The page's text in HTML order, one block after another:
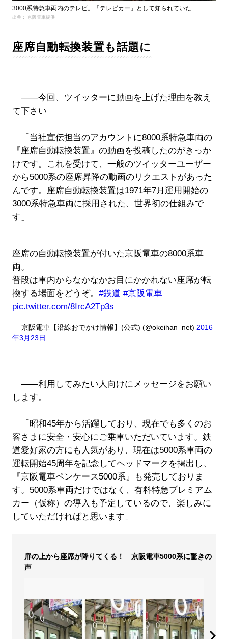
3000系特急車両内のテレビ。「テレビカー」として知られていた
出典： 京阪電車提供
座席自動転換装置も話題に
――今回、ツイッターに動画を上げた理由を教え
て下さい
「当社宣伝担当のアカウントに8000系特急車両の
『座席自動転換装置』の動画を投稿したのがきっか
けです。これを受けて、一般のツイッターユーザー
から5000系の座席昇降の動画のリクエストがあった
んです。座席自動転換装置は1971年7月運用開始の
3000系特急車両に採用された、世界初の仕組みで
す」
座席の自動転換装置が付いた京阪電車の8000系車
両。
普段は車内からなかなかお目にかかれない座席が転
換する場面をどうぞ。 #鉄道 #京阪電車
pic.twitter.com/8IrcA2Tp3s
— 京阪電車【沿線おでかけ情報】(公式) (@okeihan_net) 2016
年3月23日
――利用してみたい人向けにメッセージをお願い
します。
「昭和45年から活躍しており、現在でも多くのお
客さまに安全・安心にご乗車いただいています。鉄
道愛好家の方にも人気があり、現在は5000系車両の
運転開始45周年を記念してヘッドマークを掲出し、
『京阪電車ペンケース5000系』も発売しておりま
す。5000系車両だけではなく、有料特急プレミアム
カー（仮称）の導入も予定しているので、楽しみに
していただければと思います」
扉の上から座席が降りてくる！ 京阪電車5000系に驚きの
声